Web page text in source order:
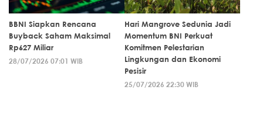
BBNI Siapkan Rencana
Buyback Saham Maksimal
Rp627 Miliar
28/07/2026 07:01 WIB
Hari Mangrove Sedunia Jadi
Momentum BNI Perkuat
Komitmen Pelestarian
Lingkungan dan Ekonomi
Pesisir
25/07/2026 22:30 WIB